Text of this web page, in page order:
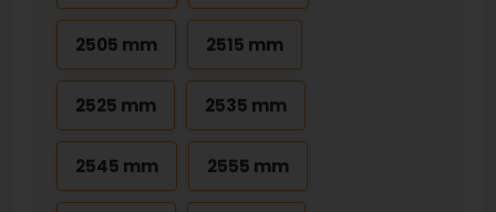
2505 mm 2515 mm
2525 mm 2535 mm
2545 mm 2555 mm